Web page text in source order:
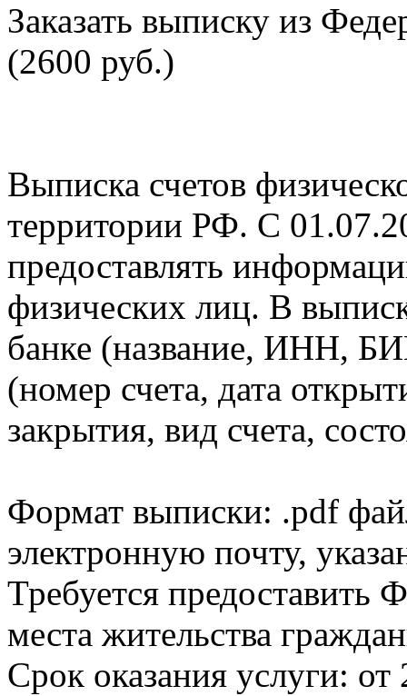
Заказать выписку из
(2600 руб.)
Выписка счетов
территории РФ. С
предоставлять
физических лиц. В
банке (название, ИНН,
(номер счета, дата
закрытия, вид счета,
Формат выписки: .pdf
электронную почту,
Требуется
места жительства
Срок оказания услуги: от